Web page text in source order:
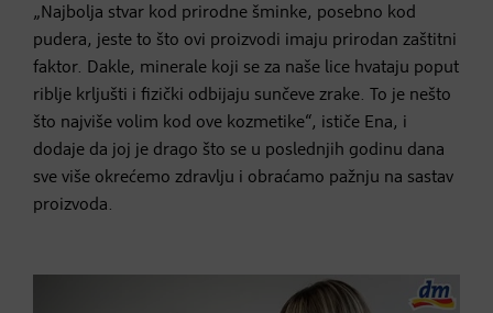
„Najbolja stvar kod prirodne šminke, posebno kod
pudera, jeste to što ovi proizvodi imaju prirodan zaštitni
faktor. Dakle, minerale koji se za naše lice hvataju poput
riblje krljušti i fizički odbijaju sunčeve zrake. To je nešto
što najviše volim kod ove kozmetike“, ističe Ena, i
dodaje da joj je drago što se u poslednjih godinu dana
sve više okrećemo zdravlju i obraćamo pažnju na sastav
proizvoda.